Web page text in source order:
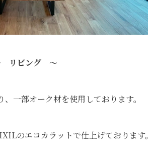
リビング ～
一部オーク材を使用しております。
のエコカラットで仕上げております。